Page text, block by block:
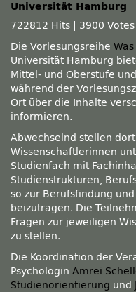
Universität Hamburg
722812 Hits
3900 Votes
Die Vorlesungsreihe
Universität Hamburg
Mittel- und Oberstufe
während der
Ort über die Inhalte
informieren.
Abwechselnd stellen
Wissenschaftlerinnen
Studienfach mit
Studienstrukturen,
so zur Berufsfindung
beizutragen. Die
Fragen zur jeweiligen
zu stellen.
Die Koordination der
Psychologin Amrei
Studienorientierung und